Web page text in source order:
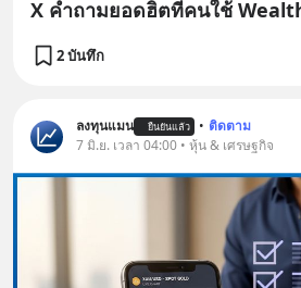
X คำถามยอดฮิตที่คนใช้
2 บันทึก
ลงทุนแมน ยืนยันแล้ว • ติดตาม
7 มิ.ย. เวลา 04:00 • หุ้น & เศรษฐกิจ